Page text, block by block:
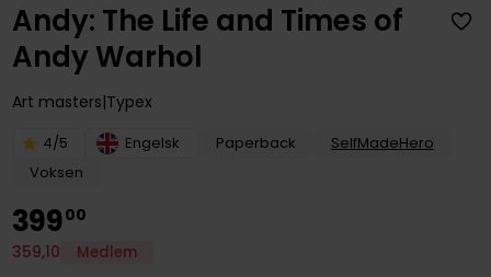
Andy: The Life and Times of
Andy Warhol
Art masters Typex
4/5 Engelsk Paperback
SelfMadeHero
Voksen
39900
359,10 Medlem